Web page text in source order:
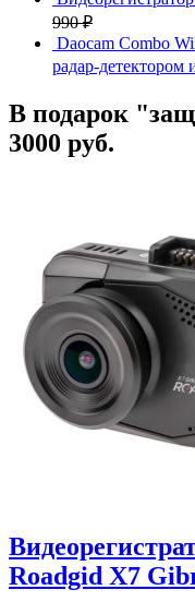
990₽
Daocam Combo
радар-детектором
В подарок
3000 руб.
Roadgid X7